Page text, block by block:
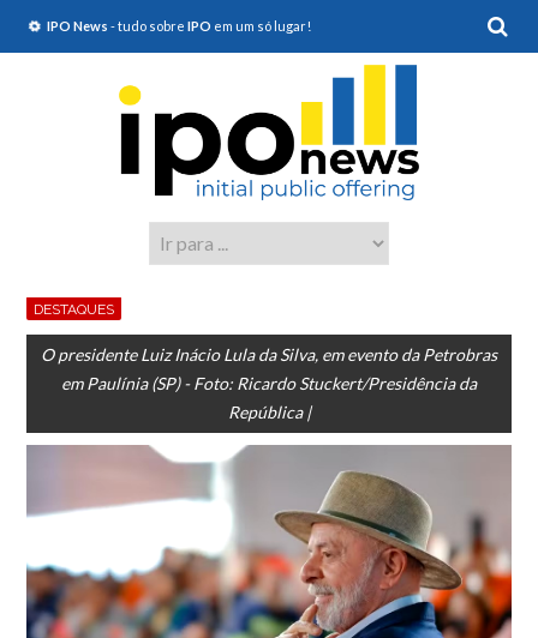
IPO News - tudo sobre IPO em um só lugar!
DESTAQUES
O presidente Luiz Inácio Lula da Silva, em evento da Petrobras
em Paulínia (SP) - Foto: Ricardo Stuckert/Presidência da
República |